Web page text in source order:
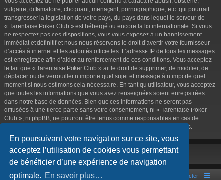
En poursuivant votre navigation sur ce site, vous
acceptez l’utilisation de cookies vous permettant
de bénéficier d’une expérience de navigation
optimale. En savoir plus…
vulgaire, diffamatoire, choquant, menaçant, pornographique, etc. qui pourrait
transgresser la législation de votre pays, du pays dans lequel le serveur de
« Tarentaise Poker Club » est hébergé ou encore la loi internationale. Si vous
ne respectez pas ces dispositions, vous vous exposez à un bannissement
immédiat et définitif et nous nous réservons le droit d’avertir votre fournisseur
d’accès à internet et les autorités officielles. L’adresse IP de tous les messages
est enregistrée afin d’aider au renforcement de ces conditions. Vous acceptez
le fait que « Tarentaise Poker Club » ait le droit de supprimer, de modifier, de
déplacer ou de verrouiller n’importe quel sujet et message à n’importe quel
moment si nous estimons cela nécessaire. En tant qu’utilisateur, vous acceptez
que toutes les informations que vous avez renseignées soient enregistrées
dans notre base de données. Bien que ces informations ne seront pas
diffusées à une tierce partie sans votre consentement, ni « Tarentaise Poker
Club », ni phpBB, ne pourront être tenus comme responsables en cas de
tentative de piratage informatique visant à compromettre vos données.
Portal Accueil du forum Nous contacter